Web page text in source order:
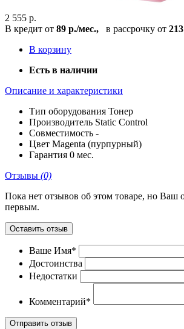
2 555 р.
В кредит от 89 р./мес., в рассрочку от
В корзину
Есть в наличии
Описание и характеристики
Тип оборудования Тонер
Производитель Static Control
Совместимость -
Цвет Magenta (пурпурный)
Гарантия 0 мес.
Отзывы (0)
Пока нет отзывов об этом товаре, но Ваш
первым.
Оставить отзыв
Ваше Имя*
Достоинства
Недостатки
Комментарий*
Отправить отзыв